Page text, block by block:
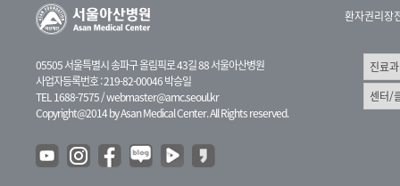
05505 서울특별시 송파구 올림픽로 43길 88 서울아산병원
사업자등록번호 : 219-82-00046 박승일
TEL 1688-7575 /webmaster@amc.seoul.kr
Copyright@2014 by Asan Medical Center. All Rights reserved.
환자권리장